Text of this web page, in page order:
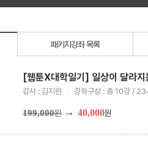
패키지강좌 목록
[웹툰X대학일기] 일상이 달라지
강사 : 김지원 강좌구성 : 총 10강 /
199,000원 40,000원